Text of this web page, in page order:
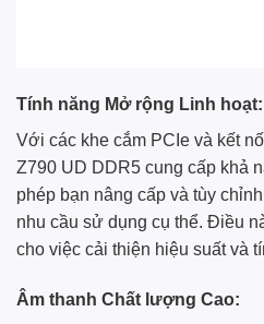
Tính năng Mở rộng Linh hoạt:
Với các khe cắm PCIe và kết
Z790 UD DDR5 cung cấp khả
phép bạn nâng cấp và tùy
nhu cầu sử dụng cụ thể. Điều
cho việc cải thiện hiệu suất và
Âm thanh Chất lượng Cao: